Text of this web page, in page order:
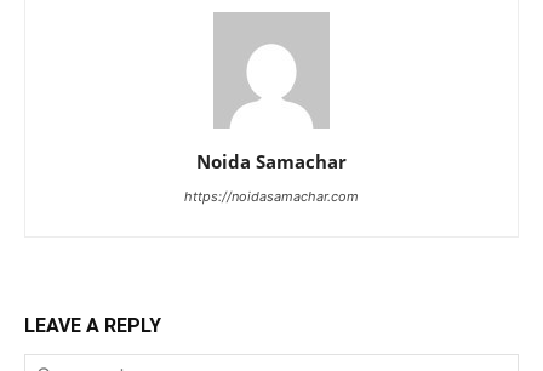
Noida Samachar
https://noidasamachar.com
LEAVE A REPLY